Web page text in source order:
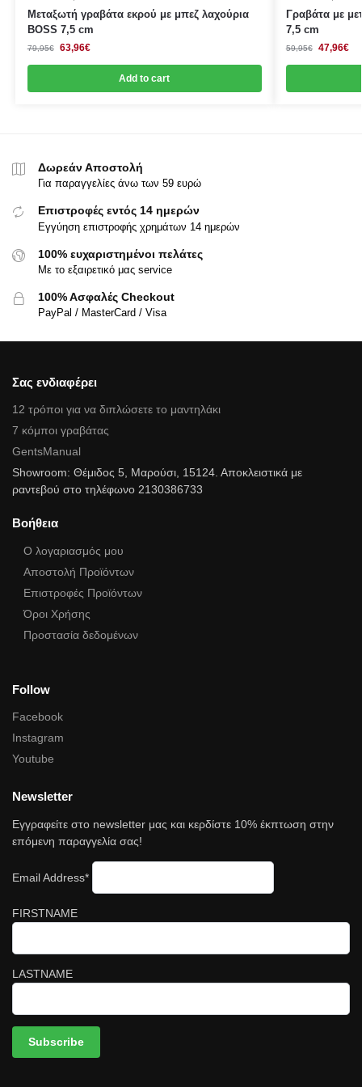
Μεταξωτή γραβάτα εκρού με μπεζ λαχούρια
BOSS 7,5 cm
79,95€ 63,96€
Add to cart
Γραβάτα με
7,5 cm
59,95€ 47,96€
Δωρεάν Αποστολή
Για παραγγελίες άνω των 59 ευρώ
Επιστροφές εντός 14 ημερών
Εγγύηση επιστροφής χρημάτων 14 ημερών
100% ευχαριστημένοι πελάτες
Με το εξαιρετικό μας service
100% Ασφαλές Checkout
PayPal / MasterCard / Visa
Σας ενδιαφέρει
12 τρόποι για να διπλώσετε το μαντηλάκι
7 κόμποι γραβάτας
GentsManual
Showroom: Θέμιδος 5, Μαρούσι, 15124. Αποκλειστικά με
ραντεβού στο τηλέφωνο 2130386733
Βοήθεια
Ο λογαριασμός μου
Αποστολή Προϊόντων
Επιστροφές Προϊόντων
Όροι Χρήσης
Προστασία δεδομένων
Follow
Facebook
Instagram
Youtube
Newsletter
Εγγραφείτε στο newsletter μας και κερδίστε 10% έκπτωση στην
επόμενη παραγγελία σας!
Email Address*
FIRSTNAME
LASTNAME